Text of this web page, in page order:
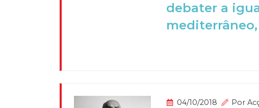
debater a
mediterrâneo,
04/10/2018 Por